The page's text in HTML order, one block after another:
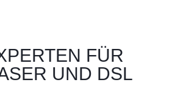
FÜR
UND DSL